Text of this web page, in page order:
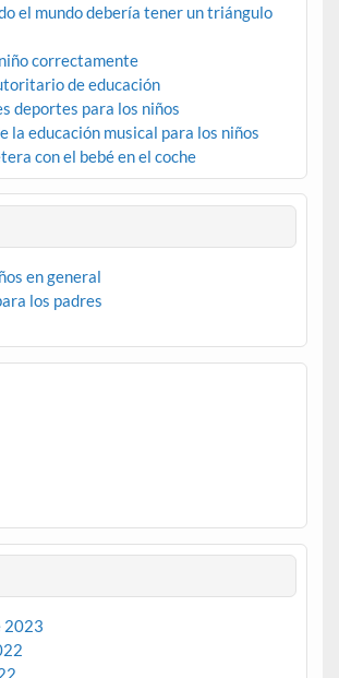
el mundo debería tener un triángulo
correctamente
de educación
deportes para los niños
la educación musical para los niños
con el bebé en el coche
en general
los padres
2023